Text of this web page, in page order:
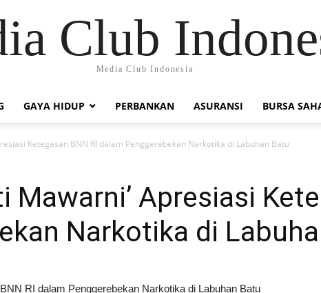
Club
Media Club Indonesia
GAYA HIDUP PERBANKAN ASURANSI BURSA
Ketegasan BNN RI dalam Penggerebekan Narkotika di Labuhan Batu
Mawarni’ Apresiasi
Narkotika di
RI dalam Penggerebekan Narkotika di Labuhan Batu